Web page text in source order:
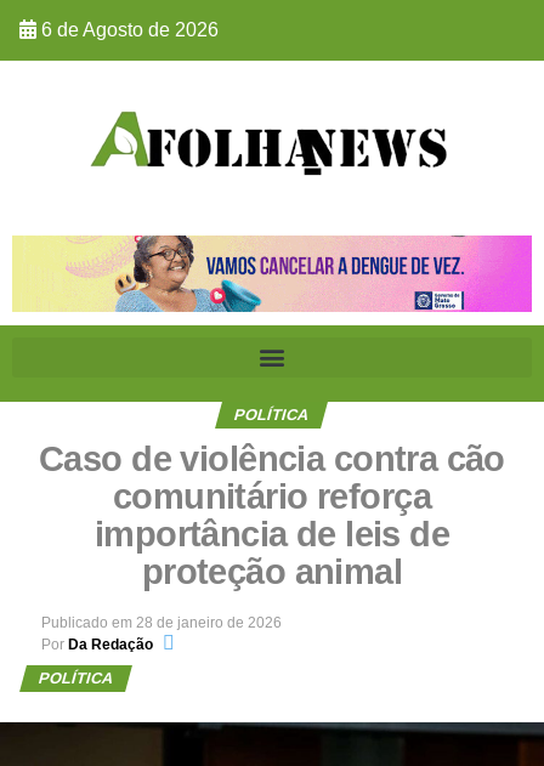
6 de Agosto de 2026
POLÍTICA
Caso de violência contra cão
comunitário reforça
importância de leis de
proteção animal
Publicado em 28 de janeiro de 2026
Por Da Redação
POLÍTICA